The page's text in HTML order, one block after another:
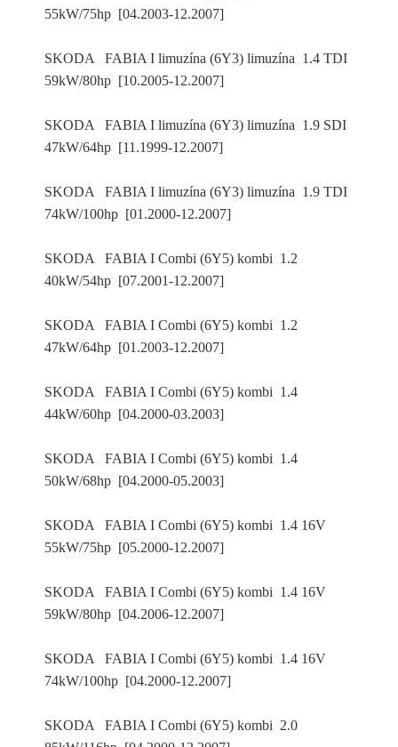
55kW/75hp [04.2003-12.2007]
SKODA FABIA I limuzína (6Y3) limuzína 1.4 TDI
59kW/80hp [10.2005-12.2007]
SKODA FABIA I limuzína (6Y3) limuzína 1.9 SDI
47kW/64hp [11.1999-12.2007]
SKODA FABIA I limuzína (6Y3) limuzína 1.9 TDI
74kW/100hp [01.2000-12.2007]
SKODA FABIA I Combi (6Y5) kombi 1.2
40kW/54hp [07.2001-12.2007]
SKODA FABIA I Combi (6Y5) kombi 1.2
47kW/64hp [01.2003-12.2007]
SKODA FABIA I Combi (6Y5) kombi 1.4
44kW/60hp [04.2000-03.2003]
SKODA FABIA I Combi (6Y5) kombi 1.4
50kW/68hp [04.2000-05.2003]
SKODA FABIA I Combi (6Y5) kombi 1.4 16V
55kW/75hp [05.2000-12.2007]
SKODA FABIA I Combi (6Y5) kombi 1.4 16V
59kW/80hp [04.2006-12.2007]
SKODA FABIA I Combi (6Y5) kombi 1.4 16V
74kW/100hp [04.2000-12.2007]
SKODA FABIA I Combi (6Y5) kombi 2.0